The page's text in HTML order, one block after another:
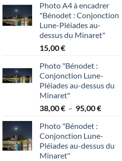
Photo A4 à encadrer
"Bénodet : Conjonction
Lune-Pléiades au-
dessus du Minaret"
15,00€
Photo "Bénodet :
Conjonction Lune-
Pléiades au-dessus du
Minaret"
38,00€ – 95,00€Plage
38,00 €
à
Photo "Bénodet :
Conjonction Lune-
Pléiades au-dessus du
Minaret"